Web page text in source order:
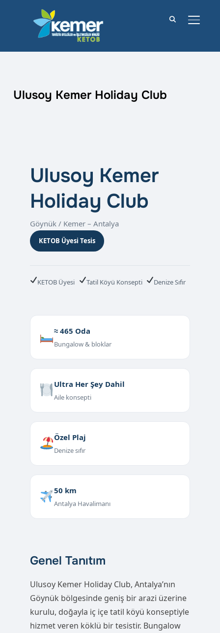
YAN
Ulusoy Kemer Holiday Club
Ulusoy Kemer
Holiday Club
Göynük / Kemer – Antalya
KETOB Üyesi Tesis
KETOB Üyesi Tatil Köyü Konsepti Denize Sıfır
≈ 465 Oda
Bungalow & bloklar
Ultra Her Şey Dahil
Aile konsepti
Özel Plaj
Denize sıfır
50 km
Antalya Havalimanı
Genel Tanıtım
Ulusoy Kemer Holiday Club, Antalya’nın
Göynük bölgesinde geniş bir arazi üzerine
kurulu, doğayla iç içe tatil köyü konseptiyle
hizmet veren köklü bir tesistir. Bungalow